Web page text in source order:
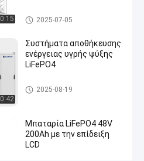
Ενέργειας σε
Εμπορευματοκιβώτιο
Συσκευή αποθήκευσης ενέρ
γειας
2025-07-05
Συστήματα αποθήκευσης
ενέργειας υγρής ψύξης
LiFePO4
Σύστημα αποθήκευσης ενέρ
γειας στο σπίτι
2025-08-19
Μπαταρία LiFePO4 48V
200Ah με την επίδειξη
LCD